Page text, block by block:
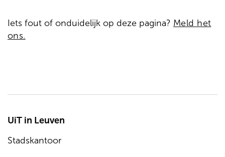
Iets fout of onduidelijk op deze pagina? Meld het
ons.
UiT in Leuven
Stadskantoor